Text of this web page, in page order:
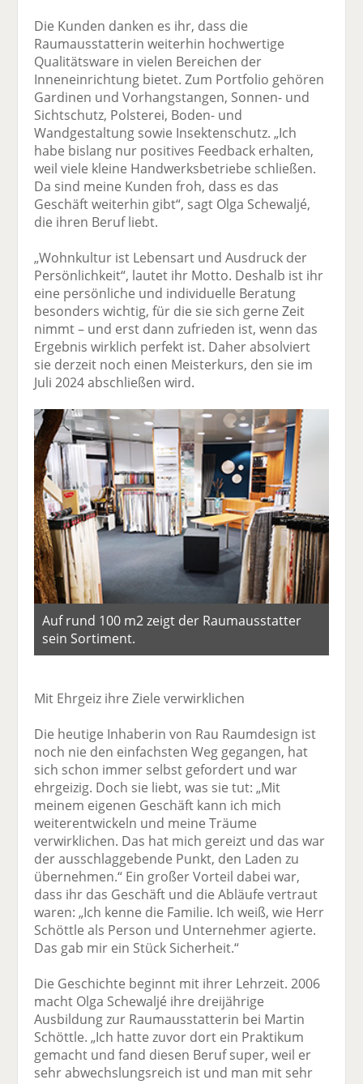
Die Kunden danken es ihr, dass die
Raumausstatterin weiterhin hochwertige
Qualitätsware in vielen Bereichen der
Inneneinrichtung bietet. Zum Portfolio gehören
Gardinen und Vorhangstangen, Sonnen- und
Sichtschutz, Polsterei, Boden- und
Wandgestaltung sowie Insektenschutz. „Ich
habe bislang nur positives Feedback erhalten,
weil viele kleine Handwerksbetriebe schließen.
Da sind meine Kunden froh, dass es das
Geschäft weiterhin gibt“, sagt Olga Schewaljé,
die ihren Beruf liebt.
„Wohnkultur ist Lebensart und Ausdruck der
Persönlichkeit“, lautet ihr Motto. Deshalb ist ihr
eine persönliche und individuelle Beratung
besonders wichtig, für die sie sich gerne Zeit
nimmt – und erst dann zufrieden ist, wenn das
Ergebnis wirklich perfekt ist. Daher absolviert
sie derzeit noch einen Meisterkurs, den sie im
Juli 2024 abschließen wird.
Auf rund 100 m2 zeigt der Raumausstatter
sein Sortiment.
Mit Ehrgeiz ihre Ziele verwirklichen
Die heutige Inhaberin von Rau Raumdesign ist
noch nie den einfachsten Weg gegangen, hat
sich schon immer selbst gefordert und war
ehrgeizig. Doch sie liebt, was sie tut: „Mit
meinem eigenen Geschäft kann ich mich
weiterentwickeln und meine Träume
verwirklichen. Das hat mich gereizt und das war
der ausschlaggebende Punkt, den Laden zu
übernehmen.“ Ein großer Vorteil dabei war,
dass ihr das Geschäft und die Abläufe vertraut
waren: „Ich kenne die Familie. Ich weiß, wie Herr
Schöttle als Person und Unter­nehmer agierte.
Das gab mir ein Stück Sicherheit.“
Die Geschichte beginnt mit ihrer Lehrzeit. 2006
macht Olga Schewaljé ihre dreijährige
Ausbildung zur Raumausstatterin bei Martin
Schöttle. „Ich hatte zuvor dort ein Praktikum
gemacht und fand diesen Beruf super, weil er
sehr abwechslungsreich ist und man mit sehr